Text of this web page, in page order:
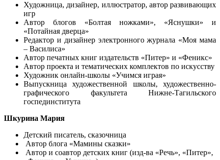
Художница, дизайнер, иллюстратор, автор развивающих
игр
Автор блогов «Болтая ножками», «Яснушки» и
«Потайная дверца»
Редактор и дизайнер электронного журнала «Моя мама
– Василиса»
Автор печатных книг издательств «Питер» и «Феникс»
Автор проекта и тематических комплектов по искусству
Художник онлайн-школы «Учимся играя»
Выпускница художественной школы, художественно-
графического факультета Нижне-Тагильского
госпединститута
Шкурина Мария
Детский писатель, сказочница
Автор блога «Мамины сказки»
Автор и соавтор детских книг (изд-ва «Речь», «Питер»,